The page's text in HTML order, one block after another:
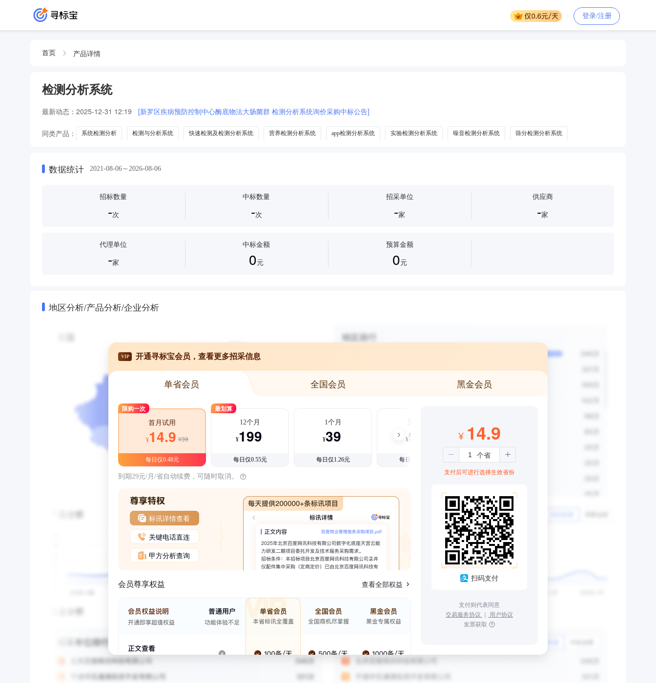
登录/注册
首页 产品详情
检测分析系统
最新动态： 2025-12-31 12:19 [新罗区疾病预防控制中心酶底物法大肠菌群 检测分析系统询价采购中标公告]
同类产品： 系统检测分析 检测与分析系统 快速检测及检测分析系统 营养检测分析系统 app检测分析系统 实验检测分析系统 噪音检测分析系统 筛分检测分析系统
数据统计 2021-08-06～2026-08-06
招标数量
-次
中标数量
-次
招采单位
-家
供应商
-家
代理单位
-家
中标金额
0元
预算金额
0元
地区分析/产品分析/企业分析
VIP 开通寻标宝会员，查看更多招采信息
单省会员 全国会员 黑金会员
限购一次
首月试用
¥14.9 ¥39
每日仅0.48元
最划算
12个月
¥199
每日仅0.55元
1个月
¥39
每日仅1.26元
3个月
¥99
每日仅1.08元
到期29元/月/省自动续费，可随时取消。
标讯详情查看
关键电话直连
甲方分析查询
会员尊享权益 查看全部权益
¥ 14.9
支付后可进行选择生效省份
扫码支付
支付则代表同意
交易服务协议 ｜ 用户协议
发票获取